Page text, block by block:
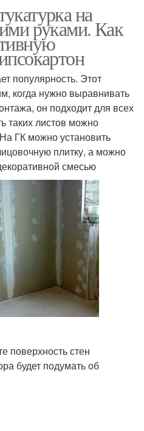
на
руками. Как
популярность. Этот
когда нужно выравнивать
он подходит для всех
таких листов можно
ГК можно установить
плитку, а можно
смесью
поверхность стен
будет подумать об